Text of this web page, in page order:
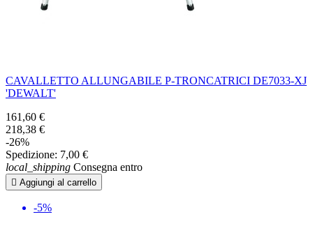
CAVALLETTO ALLUNGABILE P-TRONCATRICI DE7033-XJ
'DEWALT'
161,60 €
218,38 €
-26%
Spedizione: 7,00 €
local_shipping Consegna entro
 Aggiungi al carrello
-5%